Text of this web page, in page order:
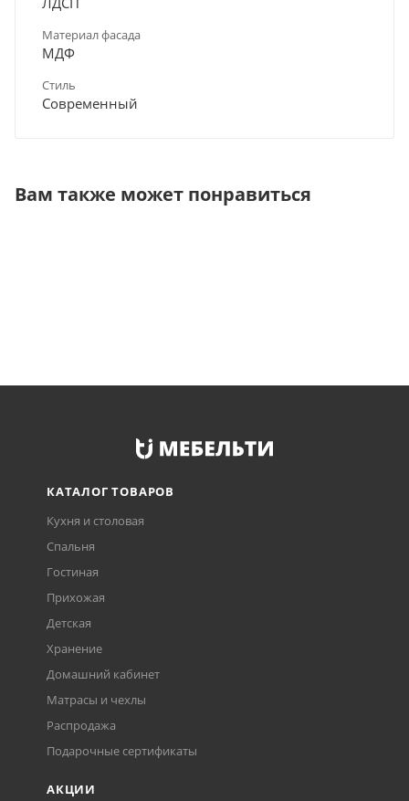
Материал фасада
МДФ
Стиль
Современный
Вам также может понравиться
КАТАЛОГ ТОВАРОВ
Кухня и столовая
Спальня
Гостиная
Прихожая
Детская
Хранение
Домашний кабинет
Матрасы и чехлы
Распродажа
Подарочные сертификаты
АКЦИИ